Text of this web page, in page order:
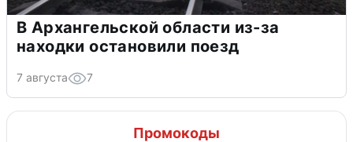
В Архангельской области из-за
находки остановили поезд
7 августа 7
Промокоды